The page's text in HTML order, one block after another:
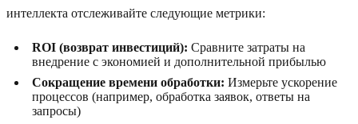
интеллекта отслеживайте следующие метрики:
ROI (возврат инвестиций): Сравните затраты на
внедрение с экономией и дополнительной прибылью
Сокращение времени обработки: Измерьте ускорение
процессов (например, обработка заявок, ответы на
запросы)